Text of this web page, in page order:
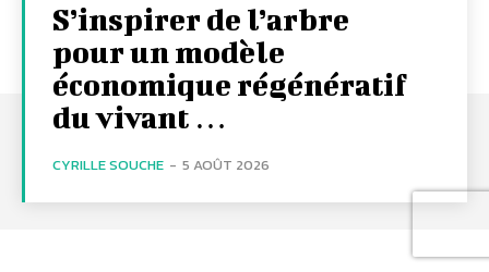
S’inspirer de l’arbre
pour un modèle
économique régénératif
du vivant …
CYRILLE SOUCHE - 5 AOÛT 2026